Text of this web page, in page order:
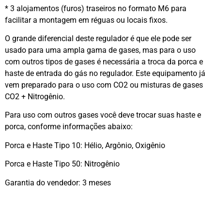
* 3 alojamentos (furos) traseiros no formato M6 para
facilitar a montagem em réguas ou locais fixos.
O grande diferencial deste regulador é que ele pode ser
usado para uma ampla gama de gases, mas para o uso
com outros tipos de gases é necessária a troca da porca e
haste de entrada do gás no regulador. Este equipamento já
vem preparado para o uso com CO2 ou misturas de gases
CO2 + Nitrogênio.
Para uso com outros gases você deve trocar suas haste e
porca, conforme informações abaixo:
Porca e Haste Tipo 10: Hélio, Argônio, Oxigênio
Porca e Haste Tipo 50: Nitrogênio
Garantia do vendedor: 3 meses